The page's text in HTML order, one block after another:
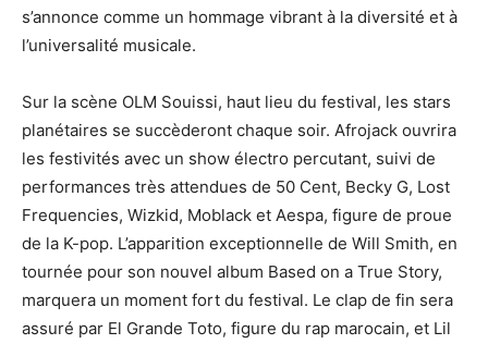
s’annonce comme un hommage vibrant à la diversité et à
l’universalité musicale.
Sur la scène OLM Souissi, haut lieu du festival, les stars
planétaires se succèderont chaque soir. Afrojack ouvrira
les festivités avec un show électro percutant, suivi de
performances très attendues de 50 Cent, Becky G, Lost
Frequencies, Wizkid, Moblack et Aespa, figure de proue
de la K-pop. L’apparition exceptionnelle de Will Smith, en
tournée pour son nouvel album Based on a True Story,
marquera un moment fort du festival. Le clap de fin sera
assuré par El Grande Toto, figure du rap marocain, et Lil